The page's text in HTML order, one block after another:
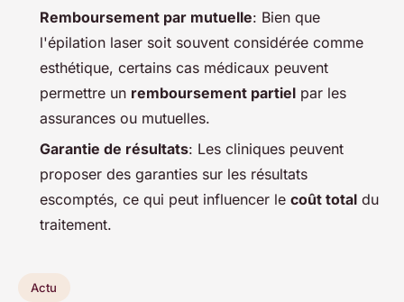
Remboursement par mutuelle: Bien que
l'épilation laser soit souvent considérée comme
esthétique, certains cas médicaux peuvent
permettre un remboursement partiel par les
assurances ou mutuelles.
Garantie de résultats: Les cliniques peuvent
proposer des garanties sur les résultats
escomptés, ce qui peut influencer le coût total du
traitement.
Actu